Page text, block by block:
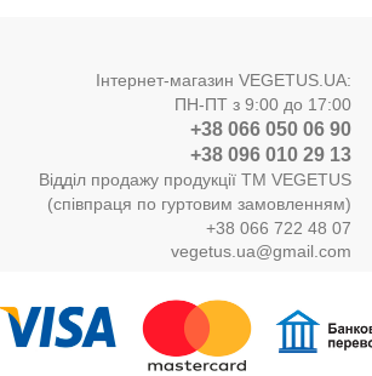
Інтернет-магазин VEGETUS.UA:
ПН-ПТ з 9:00 до 17:00
+38 066 050 06 90
+38 096 010 29 13
Відділ продажу продукції ТМ VEGETUS
(співпраця по гуртовим замовленням)
+38 066 722 48 07
vegetus.ua@gmail.com